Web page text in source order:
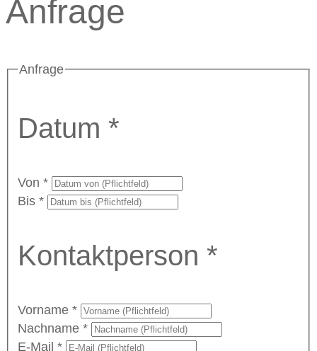
Anfrage
Anfrage
Datum *
Von*
Bis*
Kontaktperson *
Vorname*
Nachname*
E-Mail*